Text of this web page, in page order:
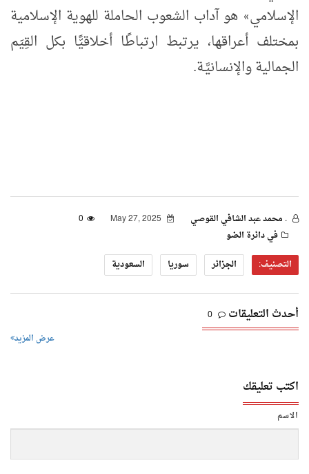
الإسلامي» هو آداب الشعوب الحاملة للهوية الإسلامية
بمختلف أعراقها، يرتبط ارتباطًا أخلاقيًّا بكل القِيَم
الجمالية والإنسانيَّـة.
. محمد عبد الشافي القوصي
0
في دائرة الضو
التصنيف:
الجزائر سوريا السعودية
أحدث التعليقات 0
عرض المزيد
اكتب تعليقك
الاسم